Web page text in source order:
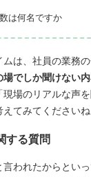
は何名ですか
は、社員の業務
場でしか聞けない
現場のリアルな声
てみてくださいね
する質問
言われたからとい